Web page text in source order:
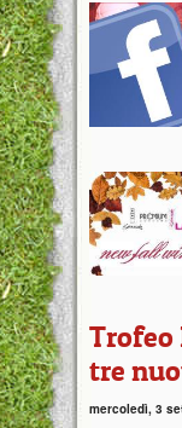
Trofeo
tre
mercoledì, 3